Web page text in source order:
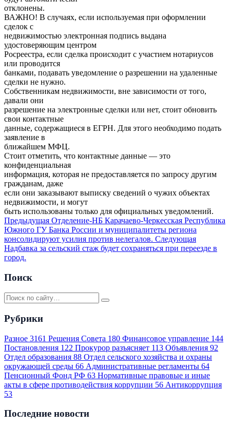
отклонены.
ВАЖНО! В случаях, если используемая при оформлении
сделок с
недвижимостью электронная подпись выдана
удостоверяющим центром
Росреестра, если сделка происходит с участием нотариусов
или проводится
банками, подавать уведомление о разрешении на удаленные
сделки не нужно.
Собственникам недвижимости, вне зависимости от того,
давали они
разрешение на электронные сделки или нет, стоит обновить
свои контактные
данные, содержащиеся в ЕГРН. Для этого необходимо подать
заявление в
ближайшем МФЦ.
Стоит отметить, что контактные данные — это
конфиденциальная
информация, которая не предоставляется по запросу другим
гражданам, даже
если они заказывают выписку сведений о чужих объектах
недвижимости, и могут
быть использованы только для официальных уведомлений.
Предыдущая Отделение-НБ Карачаево-Черкесская Республика
Южного ГУ Банка России и муниципалитеты региона
консолидируют усилия против нелегалов. Следующая
Надбавка за сельский стаж будет сохраняться при переезде в
город.
Поиск
Рубрики
Разное 3161 Решения Совета 180 Финансовое управление 144
Постановления 122 Прокурор разъясняет 113 Объявления 92
Отдел образования 88 Отдел сельского хозяйства и охраны
окружающей среды 66 Административные регламенты 64
Пенсионный Фонд РФ 63 Нормативные правовые и иные
акты в сфере противодействия коррупции 56 Антикоррупция
53
Последние новости